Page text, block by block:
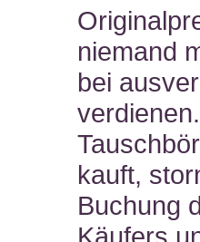
niemand
bei
kauft,
Buchung